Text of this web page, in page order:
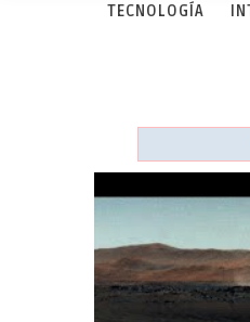
TECNOLOGÍA